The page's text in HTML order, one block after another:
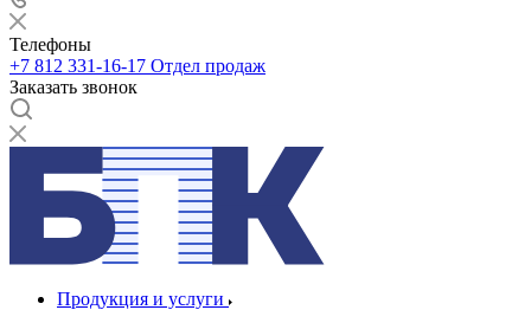
Телефоны
+7 812 331-16-17 Отдел продаж
Заказать звонок
Продукция и услуги